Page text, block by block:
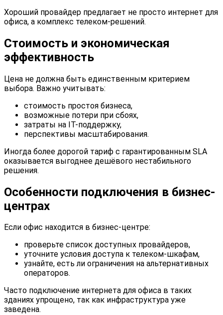
Хороший провайдер предлагает не просто интернет для
офиса, а комплекс телеком-решений.
Стоимость и экономическая
эффективность
Цена не должна быть единственным критерием
выбора. Важно учитывать:
стоимость простоя бизнеса,
возможные потери при сбоях,
затраты на IT-поддержку,
перспективы масштабирования.
Иногда более дорогой тариф с гарантированным SLA
оказывается выгоднее дешёвого нестабильного
решения.
Особенности подключения в бизнес-
центрах
Если офис находится в бизнес-центре:
проверьте список доступных провайдеров,
уточните условия доступа к телеком-шкафам,
узнайте, есть ли ограничения на альтернативных
операторов.
Часто подключение интернета для офиса в таких
зданиях упрощено, так как инфраструктура уже
заведена.